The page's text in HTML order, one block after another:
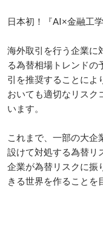
日本初！『AI×金融工
海外取引を行う企業に
る為替相場トレンドの
引を推奨することによ
おいても適切なリスク
います。
これまで、一部の大企
設けて対処する為替リ
企業が為替リスクに振
きる世界を作ることを